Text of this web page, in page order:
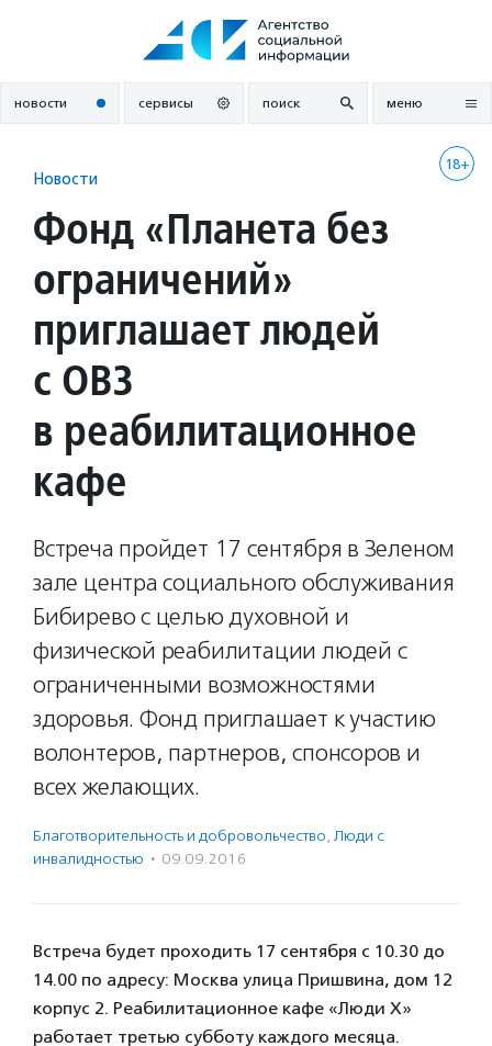
новости сервисы поиск меню
18+
Новости
Фонд «Планета без
ограничений»
приглашает людей
с ОВЗ
в реабилитационное
кафе
Встреча пройдет 17 сентября в Зеленом
зале центра социального обслуживания
Бибирево с целью духовной и
физической реабилитации людей с
ограниченными возможностями
здоровья. Фонд приглашает к участию
волонтеров, партнеров, спонсоров и
всех желающих.
Благотвори­тель­ность и доброволь­чест­во, Люди с
инвалидностью · 09.09.2016
Встреча будет проходить 17 сентября с 10.30 до
14.00 по адресу: Москва улица Пришвина, дом 12
корпус 2. Реабилитационное кафе «Люди Х»
работает третью субботу каждого месяца.